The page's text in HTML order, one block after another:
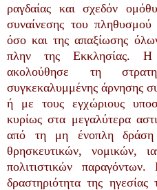
ραγδαίας και σχεδόν
συναίνεσης του πληθυσμού
όσο και της απαξίωσης
πλην της Εκκλησίας. Η
ακολούθησε τη
συγκεκαλυμμένης άρνησης
ή με τους εγχώριους
κυρίως στα μεγαλύτερα
από τη μη ένοπλη δράση
θρησκευτικών, νομικών,
πολιτιστικών
δραστηριότητα της